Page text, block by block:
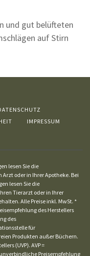
und gut belüfteten
auf Stirn
IMPRESSUM
lesen Sie die
oder in Ihrer Apotheke. Bei
lesen Sie die
Tierarzt oder in Ihrer
Alle Preise inkl. MwSt. *
des Herstellers
des
für
Produkten außer Büchern.
(UVP). AVP =
Preisempfehlung